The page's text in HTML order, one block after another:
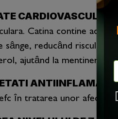
Catina contine acizi
sânge, reducând riscul de
ajutând la mentinerea
în tratarea unor